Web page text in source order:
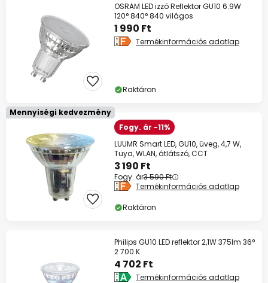
OSRAM LED izzó Reflektor GU10 6.9W
120° 840° 840 világos
1 990 Ft
Termékinformációs adatlap
Raktáron
Mennyiségi kedvezmény
Fogy. ár -11%
LUUMR Smart LED, GU10, üveg, 4,7 W,
Tuya, WLAN, átlátszó, CCT
3 190 Ft
Fogy. ár3 590 Ft
Termékinformációs adatlap
Raktáron
Philips GU10 LED reflektor 2,1W 375lm 36°
2 700 K
4 702 Ft
Termékinformációs adatlap